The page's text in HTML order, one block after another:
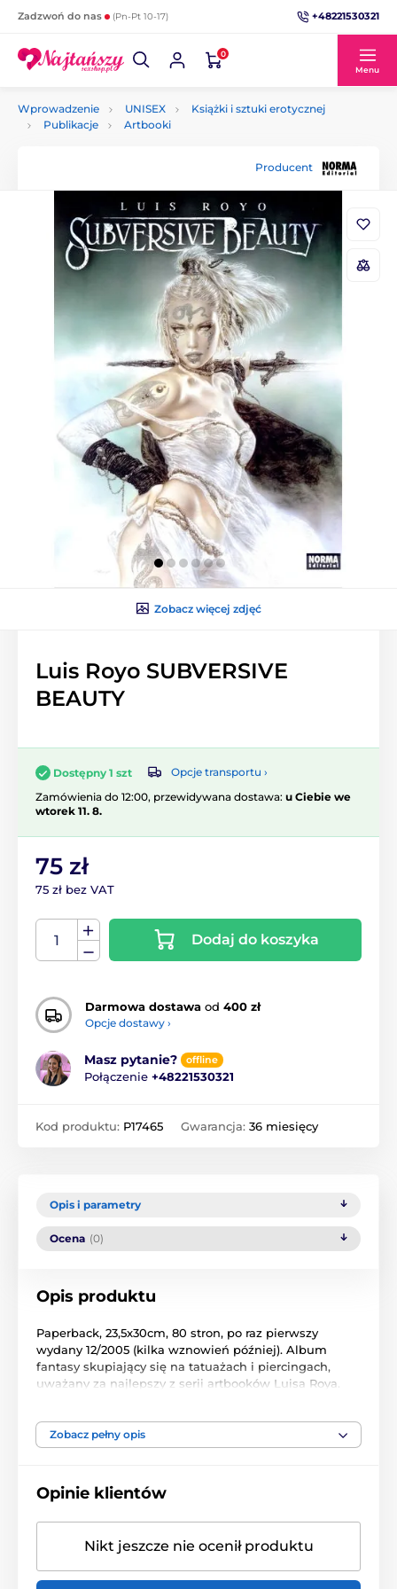
Zadzwoń do nas (Pn-Pt 10-17) +48221530321
0
Menu
Wprowadzenie UNISEX
Książki i sztuki erotycznej
Publikacje
Artbooki
Producent
Zobacz więcej zdjęć
Luis Royo SUBVERSIVE
BEAUTY
Dostępny 1 szt
Opcje transportu ›
Zamówienia do 12:00, przewidywana dostawa: u Ciebie we
wtorek 11. 8.
75 zł
75 zł bez VAT
Dodaj do koszyka
Darmowa dostawa od 400 zł
Opcje dostawy ›
Masz pytanie? offline
Połączenie +48221530321
Kod produktu: P17465 Gwarancja: 36 miesięcy
Opis i parametry
Ocena (0)
Opis produktu
Paperback, 23,5x30cm, 80 stron, po raz pierwszy
wydany 12/2005 (kilka wznowień później). Album
fantasy skupiający się na tatuażach i piercingach,
uważany za najlepszy z serii artbooków Luisa Roya.
pomalowanej skórze, SUBWERSYJNEMU PIĘKNEMU,
które odwiedziło moje sny, chimerze, która zabrała
Luis Royo
hiszpańskim i włoskim.
Luis Royo to hiszpański artysta znany obecnie na
Zobacz pełny opis
Opinie klientów
Nikt jeszcze nie ocenił produktu